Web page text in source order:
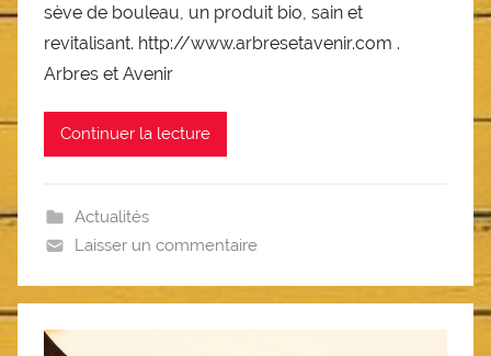
sève de bouleau, un produit bio, sain et
revitalisant. http://www.arbresetavenir.com .
Arbres et Avenir
Continuer la lecture
Actualités
Laisser un commentaire